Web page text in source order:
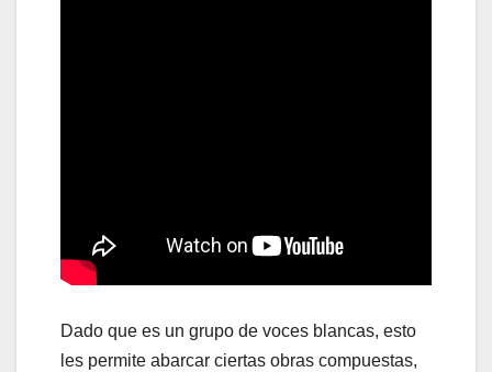
Dado que es un grupo de voces blancas, esto
les permite abarcar ciertas obras compuestas,